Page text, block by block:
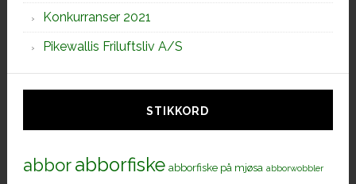
Konkurranser 2021
Pikewallis Friluftsliv A/S
STIKKORD
abborabborfiske abborfiske på mjøsa abborwobbler